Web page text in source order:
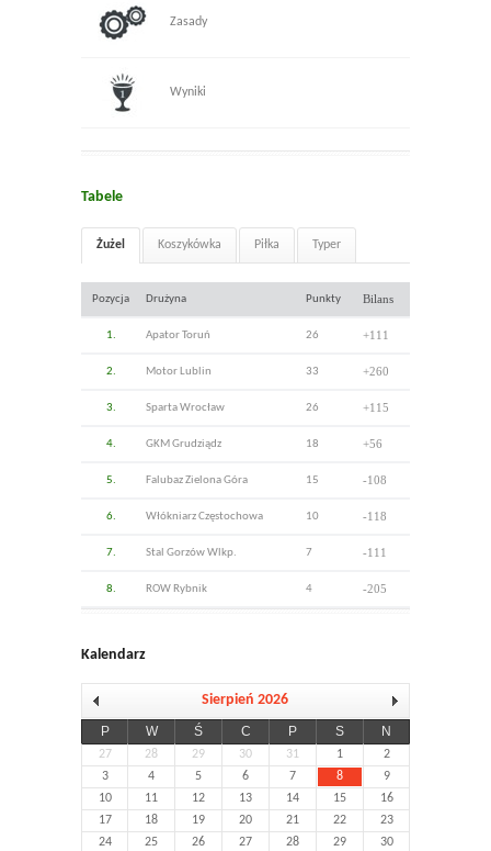
Zasady
Wyniki
Tabele
Żużel Koszykówka Piłka Typer
Pozycja Drużyna Punkty Bilans
1. Apator Toruń 26 +111
2. Motor Lublin 33 +260
3. Sparta Wrocław 26 +115
4. GKM Grudziądz 18 +56
5. Falubaz Zielona Góra 15 -108
6. Włókniarz Częstochowa 10 -118
7. Stal Gorzów Wlkp. 7 -111
8. ROW Rybnik 4 -205
Kalendarz
Sierpień 2026
P W Ś C P S N
27 28 29 30 31 1
2
3
4 5 6 7 8
9
10
11 12 13 14 15
16
17
18 19 20 21 22
23
24
25 26 27 28 29
30